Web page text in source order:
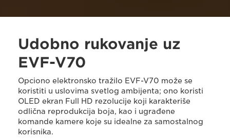
Udobno rukovanje uz
EVF-V70
Opciono elektronsko tražilo EVF-V70 može se
koristiti u uslovima svetlog ambijenta; ono koristi
OLED ekran Full HD rezolucije koji karakteriše
odlična reprodukcija boja, kao i ugrađene
komande kamere koje su idealne za samostalnog
korisnika.